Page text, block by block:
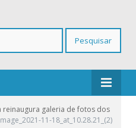
reinaugura galeria de fotos dos
11-18_at_10.28.21_(2)